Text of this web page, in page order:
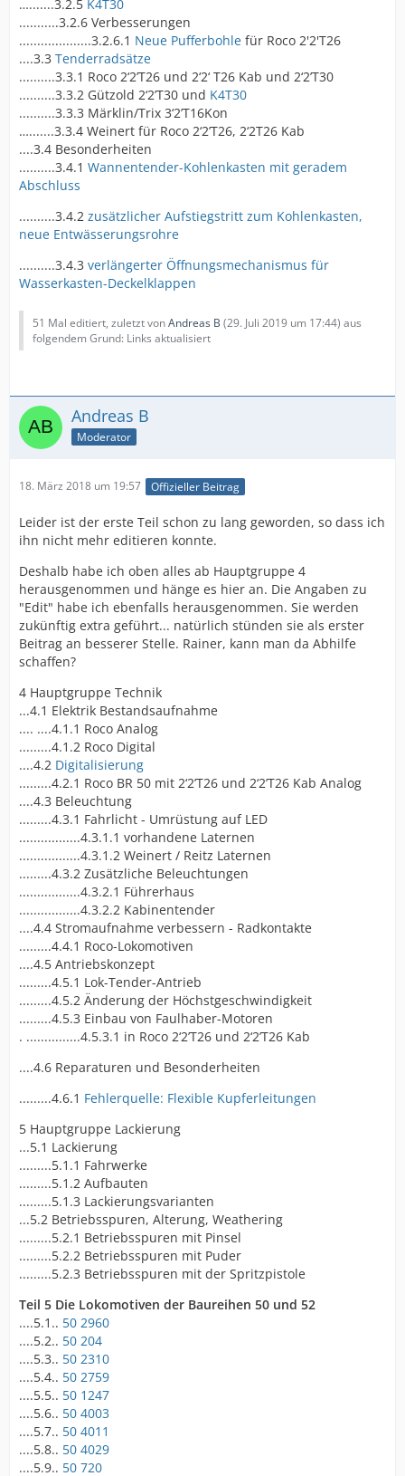
….......3.2.5 K4T30
...........3.2.6 Verbesserungen
....................3.2.6.1 Neue Pufferbohle für Roco 2'2'T26
....3.3 Tenderradsätze
..........3.3.1 Roco 2‘2’T26 und 2‘2‘ T26 Kab und 2‘2’T30
..........3.3.2 Gützold 2‘2’T30 und K4T30
..........3.3.3 Märklin/Trix 3‘2’T16Kon
….......3.3.4 Weinert für Roco 2‘2’T26, 2‘2T26 Kab
....3.4 Besonderheiten
..........3.4.1 Wannentender-Kohlenkasten mit geradem
Abschluss
..........3.4.2 zusätzlicher Aufstiegstritt zum Kohlenkasten,
neue Entwässerungsrohre
..........3.4.3 verlängerter Öffnungsmechanismus für
Wasserkasten-Deckelklappen
51 Mal editiert, zuletzt vonAndreas B (29. Juli 2019 um 17:44) aus
folgendem Grund: Links aktualisiert
Andreas B
Moderator
18. März 2018 um 19:57 Offizieller Beitrag
Leider ist der erste Teil schon zu lang geworden, so dass ich
ihn nicht mehr editieren konnte.
Deshalb habe ich oben alles ab Hauptgruppe 4
herausgenommen und hänge es hier an. Die Angaben zu
"Edit" habe ich ebenfalls herausgenommen. Sie werden
zukünftig extra geführt... natürlich stünden sie als erster
Beitrag an besserer Stelle. Rainer, kann man da Abhilfe
schaffen?
4 Hauptgruppe Technik
...4.1 Elektrik Bestandsaufnahme
.... ....4.1.1 Roco Analog
.........4.1.2 Roco Digital
....4.2 Digitalisierung
.........4.2.1 Roco BR 50 mit 2‘2’T26 und 2‘2’T26 Kab Analog
....4.3 Beleuchtung
.........4.3.1 Fahrlicht - Umrüstung auf LED
.................4.3.1.1 vorhandene Laternen
.................4.3.1.2 Weinert / Reitz Laternen
.........4.3.2 Zusätzliche Beleuchtungen
.................4.3.2.1 Führerhaus
.................4.3.2.2 Kabinentender
....4.4 Stromaufnahme verbessern - Radkontakte
.........4.4.1 Roco-Lokomotiven
....4.5 Antriebskonzept
.........4.5.1 Lok-Tender-Antrieb
.........4.5.2 Änderung der Höchstgeschwindigkeit
.........4.5.3 Einbau von Faulhaber-Motoren
. ...............4.5.3.1 in Roco 2‘2’T26 und 2‘2’T26 Kab
....4.6 Reparaturen und Besonderheiten
.........4.6.1 Fehlerquelle: Flexible Kupferleitungen
5 Hauptgruppe Lackierung
...5.1 Lackierung
.........5.1.1 Fahrwerke
.........5.1.2 Aufbauten
.........5.1.3 Lackierungsvarianten
...5.2 Betriebsspuren, Alterung, Weathering
.........5.2.1 Betriebsspuren mit Pinsel
.........5.2.2 Betriebsspuren mit Puder
.........5.2.3 Betriebsspuren mit der Spritzpistole
Teil 5 Die Lokomotiven der Baureihen 50 und 52
....5.1.. 50 2960
....5.2.. 50 204
....5.3.. 50 2310
....5.4.. 50 2759
....5.5.. 50 1247
....5.6.. 50 4003
....5.7.. 50 4011
....5.8.. 50 4029
....5.9.. 50 720